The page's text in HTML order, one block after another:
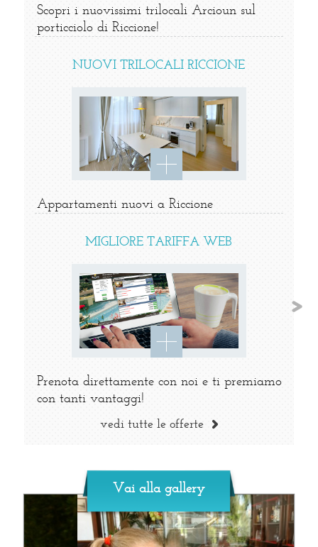
Scopri i nuovissimi trilocali Arcioun sul
porticciolo di Riccione!
NUOVI TRILOCALI RICCIONE
Appartamenti nuovi a Riccione
MIGLIORE TARIFFA WEB
Prenota direttamente con noi e ti premiamo
con tanti vantaggi!
vedi tutte le offerte
Vai alla gallery